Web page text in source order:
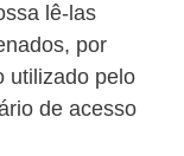
lê-las
por
utilizado pelo
de acesso